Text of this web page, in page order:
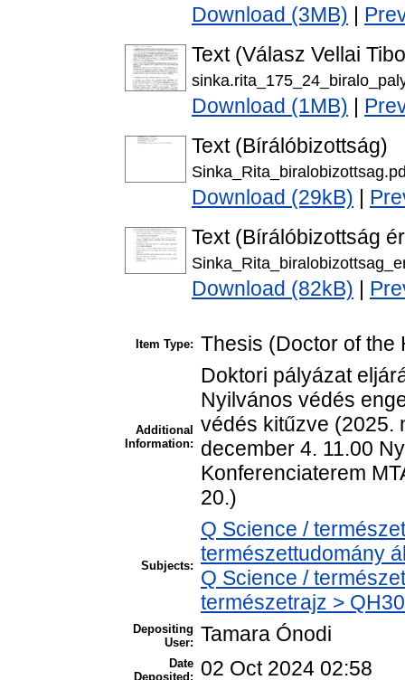
Download (3MB)
Text (Válasz Vellai
Download (1MB)
Text (Bírálóbizottság)
Download (29kB)
Text (Bírálóbizottság
Download (82kB)
Item Type: Thesis (Doctor of the
Additional
Information:
Doktori pályázat
Nyilvános védés
védés kitűzve (2025.
december 4. 11.00
Konferenciaterem
20.)
Subjects:
Q Science /
természettudomány
Q Science /
természetrajz >
Depositing
User: Tamara Ónodi
Date
Deposited:
02 Oct 2024 02:58